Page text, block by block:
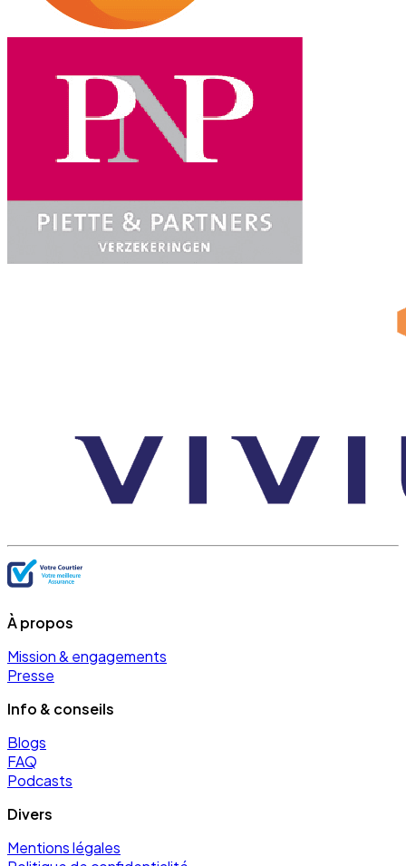
À propos
Mission & engagements
Presse
Info & conseils
Blogs
FAQ
Podcasts
Divers
Mentions légales